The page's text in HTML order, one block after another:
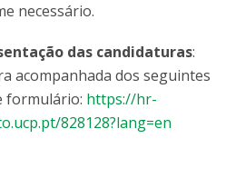
necessário.
das candidaturas:
acompanhada dos seguintes
formulário: https://hr-
828128?lang=en